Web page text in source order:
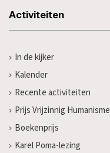
Activiteiten
In de kijker
Kalender
Recente activiteiten
Prijs Vrijzinnig Humanisme
Boekenprijs
Karel Poma-lezing